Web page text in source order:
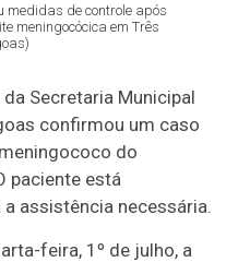
medidas de controle após
meningocócica em Três
Secretaria Municipal
confirmou um caso
do
paciente está
assistência necessária.
feira, 1º de julho, a